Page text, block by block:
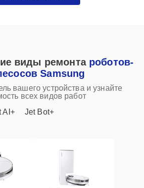
виды ремонта роботов-
Samsung
вашего устройства и узнайте
всех видов работ
AI+ Jet Bot+